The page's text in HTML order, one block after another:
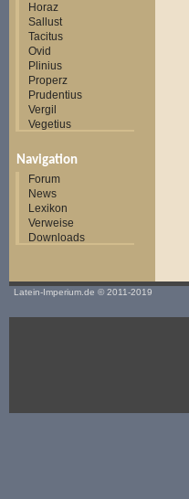
Horaz
Sallust
Tacitus
Ovid
Plinius
Properz
Prudentius
Vergil
Vegetius
Navigation
Forum
News
Lexikon
Verweise
Downloads
Latein-Imperium.de © 2011-2019